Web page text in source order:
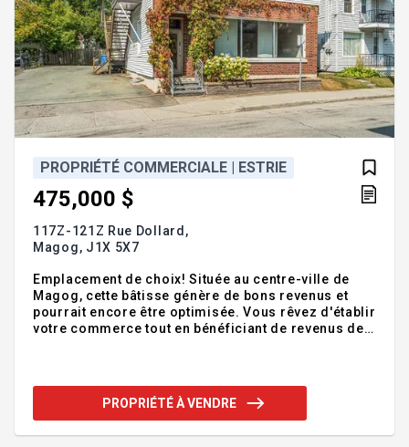
PROPRIÉTÉ COMMERCIALE | ESTRIE
475,000 $
117Z-121Z Rue Dollard,
Magog, J1X 5X7
Emplacement de choix! Située au centre-ville de
Magog, cette bâtisse génère de bons revenus et
pourrait encore être optimisée. Vous rêvez d'établir
votre commerce tout en bénéficiant de revenus de
PROPRIÉTÉ À VENDRE